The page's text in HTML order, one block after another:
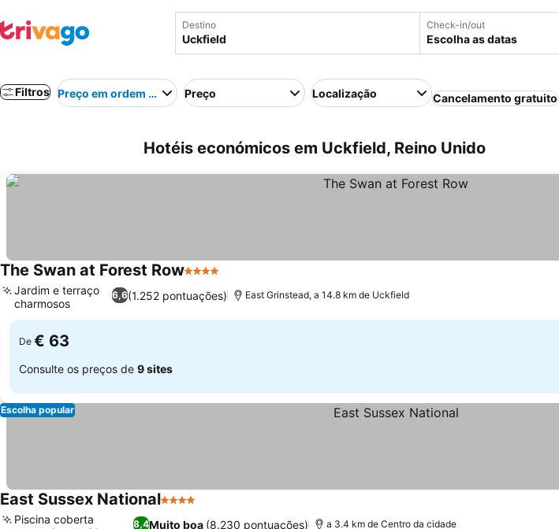
Destino Check-in/out
Escolha as datas
Filtros Preço em ordem crescentePreço Localização Cancelamento gratuito
Hotéis económicos em Uckfield, Reino Unido
The Swan at Forest Row4 Estrelas
6,6(1.252 pontuações)
Jardim e terraço
charmosos
East Grinstead, a 14.8 km de Uckfield
De € 63
Consulte os preços de 9 sites
Escolha popular
East Sussex National4 Estrelas
8,4Muito boa (8.230 pontuações)
Piscina coberta
a 3.4 km de Centro da cidade